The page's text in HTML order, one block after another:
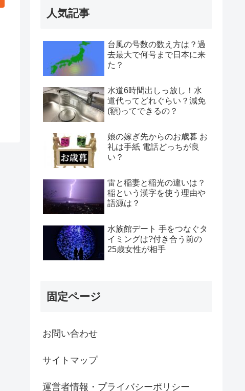
人気記事
台風の号数の数え方は？過
去最大で何号まで日本に来
た？
水道6時間出しっ放し！水
道代ってどれぐらい？減免
(額)ってできるの？
娘の嫁ぎ先からのお歳暮 お
礼は手紙 電話どっちが良
い？
雷と稲妻と稲光の違いは？
稲という漢字を使う理由や
語源は？
水族館デート 手をつなぐタ
イミングは?付き合う前の
25歳女性が相手
固定ページ
お問い合わせ
サイトマップ
運営者情報・プライバシーポリシー